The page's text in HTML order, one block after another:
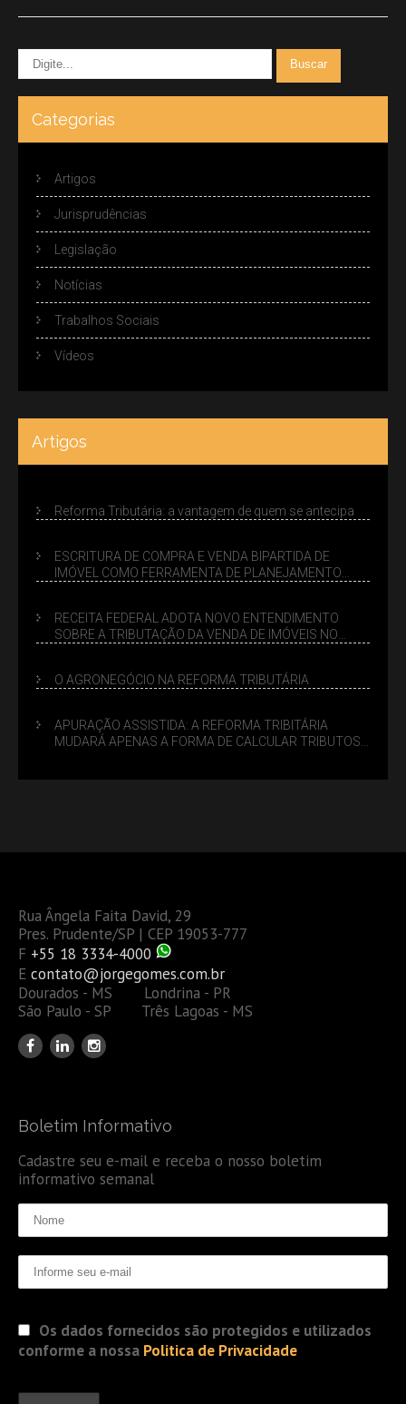
Categorias
Artigos
Jurisprudências
Legislação
Notícias
Trabalhos Sociais
Vídeos
Artigos
Reforma Tributária: a vantagem de quem se antecipa
ESCRITURA DE COMPRA E VENDA BIPARTIDA DE
IMÓVEL COMO FERRAMENTA DE PLANEJAMENTO
RECEITA FEDERAL ADOTA NOVO ENTENDIMENTO
SOBRE A TRIBUTAÇÃO DA VENDA DE IMÓVEIS NO
O AGRONEGÓCIO NA REFORMA TRIBUTÁRIA
APURAÇÃO ASSISTIDA: A REFORMA TRIBITÁRIA
MUDARÁ APENAS A FORMA DE CALCULAR TRIBUTOS
Rua Ângela Faita David, 29
Pres. Prudente/SP | CEP 19053-777
F +55 18 3334-4000
E contato@jorgegomes.com.br
Dourados - MS Londrina - PR
São Paulo - SP Três Lagoas - MS
Boletim Informativo
Cadastre seu e-mail e receba o nosso boletim
informativo semanal
Os dados fornecidos são protegidos e utilizados
conforme a nossa Politica de Privacidade